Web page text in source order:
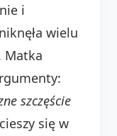
i
wielu
Matka
szczęście
się w